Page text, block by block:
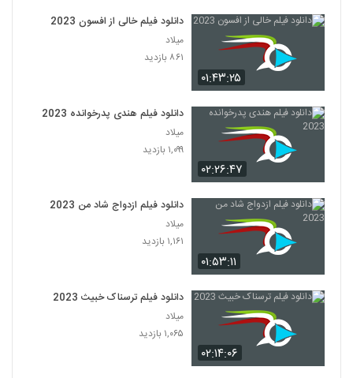
۰۱:۴۳:۲۵
دانلود فیلم خالی از افسون 2023
میلاد
۸۶۱ بازدید
۰۲:۲۶:۴۷
دانلود فیلم هندی پدرخوانده 2023
میلاد
۱,۰۹۹ بازدید
۰۱:۵۳:۱۱
دانلود فیلم ازدواج شاد من 2023
میلاد
۱,۱۶۱ بازدید
۰۲:۱۴:۰۶
دانلود فیلم ترسناک خبیث 2023
میلاد
۱,۰۶۵ بازدید